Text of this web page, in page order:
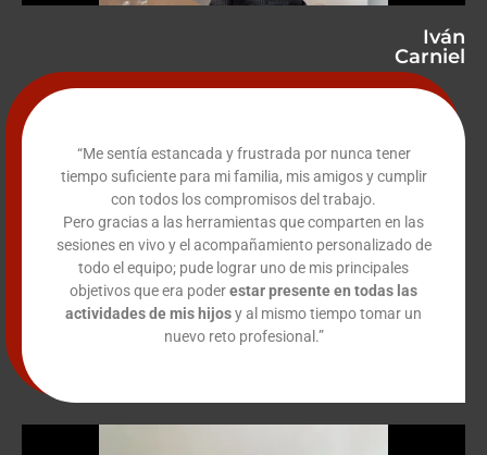
Iván
Carniel
“Me sentía estancada y frustrada por nunca tener
tiempo suficiente para mi familia, mis amigos y cumplir
con todos los compromisos del trabajo.
Pero gracias a las herramientas que comparten en las
sesiones en vivo y el acompañamiento personalizado de
todo el equipo; pude lograr uno de mis principales
objetivos que era poderestar presente en todas las
actividades de mis hijosy al mismo tiempo tomar un
nuevo reto profesional.”